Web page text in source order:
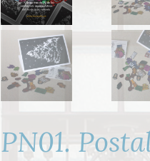
PN01.